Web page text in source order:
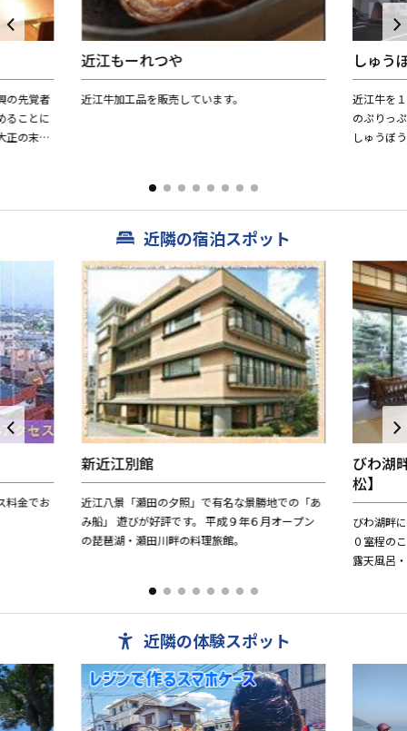
の先覚者
ることに
正の末
近江もーれつや
近江牛加工品を販売しています。
しゅう
近江牛を
のぷりっ
しゅうぼ
近隣の宿泊スポット
料金でお
新近江別館
近江八景「瀬田の夕照」で有名な景勝地での「あ
み船」 遊びが好評です。 平成９年６月オープン
の琵琶湖・瀬田川畔の料理旅館。
びわ湖
松】
びわ湖畔
０室程の
露天風呂
近隣の体験スポット